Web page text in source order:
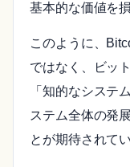
基本的な価値を
このように、
ではなく、ビッ
「知的なシステ
ステム全体の発
とが期待されて